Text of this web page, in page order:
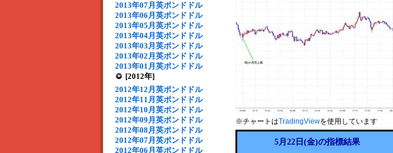
2013年07月英ポンドドル
2013年06月英ポンドドル
2013年05月英ポンドドル
2013年04月英ポンドドル
2013年03月英ポンドドル
2013年02月英ポンドドル
2013年01月英ポンドドル
[2012年]
2012年12月英ポンドドル
2012年11月英ポンドドル
2012年10月英ポンドドル
2012年09月英ポンドドル
2012年08月英ポンドドル
2012年07月英ポンドドル
2012年06月英ポンドドル
※チャートはTradingViewを使用しています
5月22日(金)の指標結果